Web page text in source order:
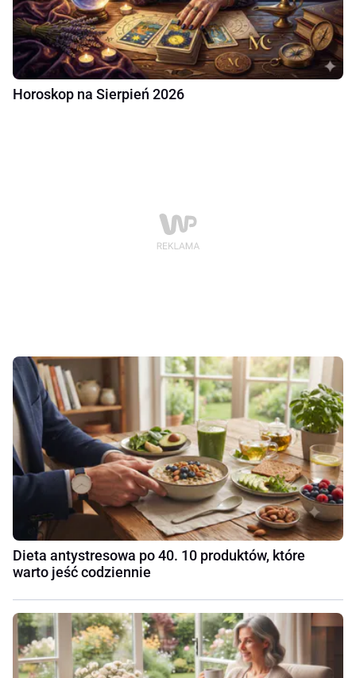
Horoskop na Sierpień 2026
Dieta antystresowa po 40. 10 produktów, które
warto jeść codziennie